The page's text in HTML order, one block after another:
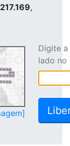
,
Digite
lado no